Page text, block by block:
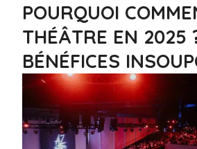
POURQUOI
THÉÂTRE EN 2025
BÉNÉFICES